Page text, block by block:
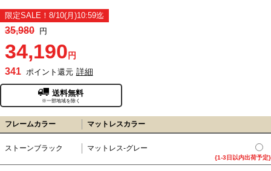
限定SALE！8/10(月)10:59迄
35,980 円
34,190 円
341 ポイント還元 詳細
送料無料
※一部地域を除く
フレームカラー マットレスカラー
ストーンブラック マットレス-グレー
{1-3日以内出荷予定}